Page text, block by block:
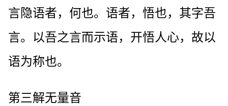
言隐语者，何也。语者，悟也，其字吾
言。以吾之言而示语，开悟人心，故以
语为称也。
第三解无量音